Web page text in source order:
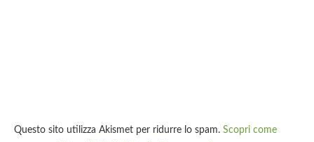
Questo sito utilizza Akismet per ridurre lo spam. Scopri come